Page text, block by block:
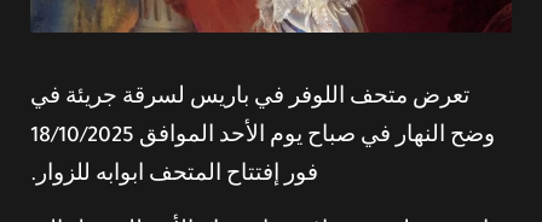
تعرض متحف اللوفر في باريس لسرقة جريئة في
وضح النهار في صباح يوم الأحد الموافق 18/10/2025
فور إفتتاح المتحف ابوابه للزوار.